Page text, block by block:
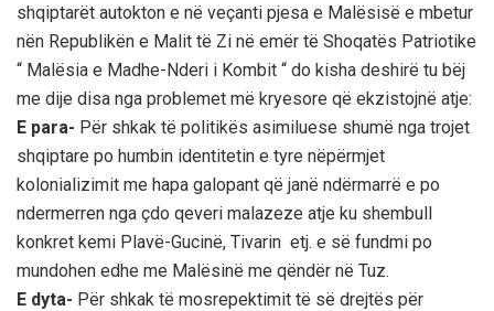
shqiptarët autokton e në veçanti pjesa e Malësisë e mbetur
nën Republikën e Malit të Zi në emër të Shoqatës Patriotike
“ Malësia e Madhe-Nderi i Kombit “ do kisha deshirë tu bëj
me dije disa nga problemet më kryesore që ekzistojnë atje:
E para- Për shkak të politikës asimiluese shumë nga trojet
shqiptare po humbin identitetin e tyre nëpërmjet
kolonializimit me hapa galopant që janë ndërmarrë e po
ndermerren nga çdo qeveri malazeze atje ku shembull
konkret kemi Plavë-Gucinë, Tivarin etj. e së fundmi po
mundohen edhe me Malësinë me qëndër në Tuz.
E dyta- Për shkak të mosrepektimit të së drejtës për